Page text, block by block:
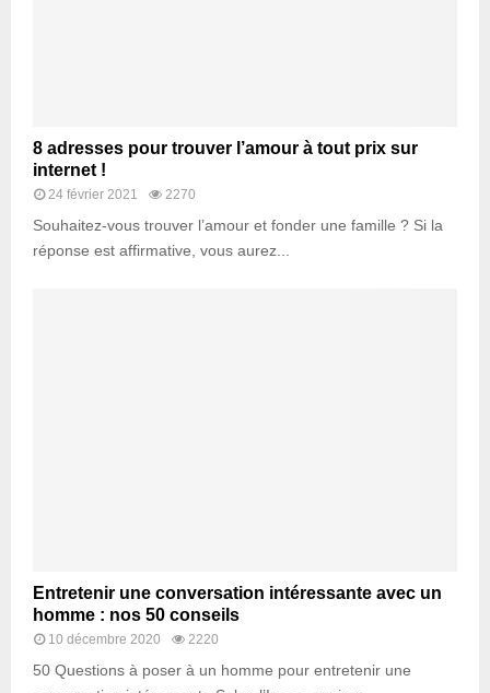
8 adresses pour trouver l’amour à tout prix sur
internet !
24 février 2021 2270
Souhaitez-vous trouver l’amour et fonder une famille ? Si la
réponse est affirmative, vous aurez...
Entretenir une conversation intéressante avec un
homme : nos 50 conseils
10 décembre 2020 2220
50 Questions à poser à un homme pour entretenir une